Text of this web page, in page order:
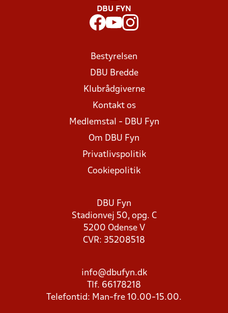
DBU FYN
Bestyrelsen
DBU Bredde
Klubrådgiverne
Kontakt os
Medlemstal - DBU Fyn
Om DBU Fyn
Privatlivspolitik
Cookiepolitik
DBU Fyn
Stadionvej 50, opg. C
5200 Odense V
CVR: 35208518
info@dbufyn.dk
Tlf. 66178218
Telefontid: Man-fre 10.00-15.00.